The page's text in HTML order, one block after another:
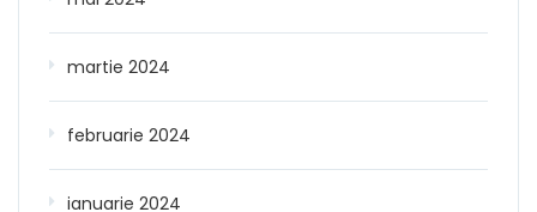
martie 2024
februarie 2024
ianuarie 2024